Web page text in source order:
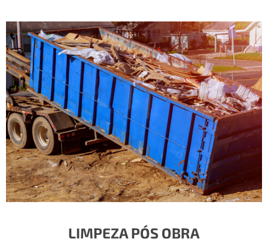
LIMPEZA PÓS OBRA